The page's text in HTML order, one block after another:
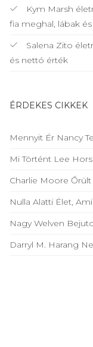
Kym Marsh
fia meghal, lábak
Salena Zito
és nettó érték
ÉRDEKES CIKKEK
Mennyit Ér Nancy
Mi Történt Lee
Charlie Moore
Nulla Alatti Élet,
Nagy Welven
Darryl M. Harang